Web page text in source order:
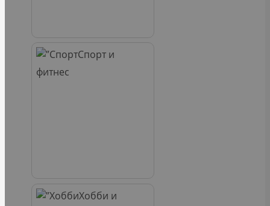
Спорт и
фитнес
Хобби и